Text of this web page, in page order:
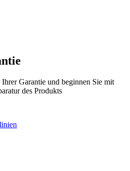
Garantie und beginnen Sie mit
des Produkts